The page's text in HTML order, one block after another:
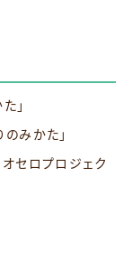
」
のみかた」
オセロプロジェク